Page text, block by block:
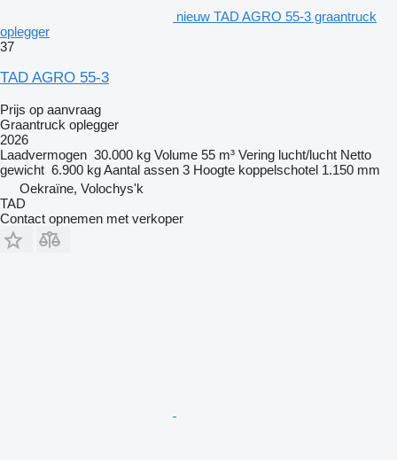
nieuw TAD AGRO 55-3 graantruck
oplegger
37
TAD AGRO 55-3
Prijs op aanvraag
Graantruck oplegger
2026
Laadvermogen 30.000 kg Volume 55 m³ Vering lucht/lucht Netto
gewicht 6.900 kgAantal assen 3 Hoogte koppelschotel 1.150 mm
Oekraïne, Volochys'k
TAD
Contact opnemen met verkoper